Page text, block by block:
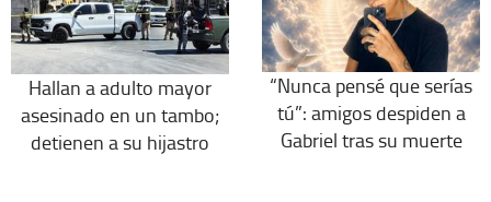
Hallan a adulto mayor
asesinado en un tambo;
detienen a su hijastro
“Nunca pensé que serías
tú”: amigos despiden a
Gabriel tras su muerte